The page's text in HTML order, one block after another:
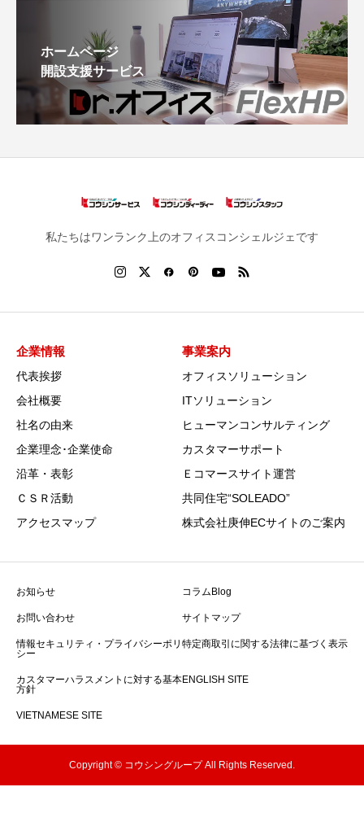
ホームページ
開設支援サービス
私たちはワンランク上のオフィスコンシェルジェです
企業情報
代表挨拶
会社概要
社名の由来
企業理念･企業使命
沿革・表彰
ＣＳＲ活動
アクセスマップ
事業案内
オフィスソリューション
ITソリューション
ヒューマンコンサルティング
カスタマーサポート
Ｅコマースサイト運営
共同住宅“SOLEADO”
株式会社庚伸ECサイトのご案内
お知らせ コラムBlog
お問い合わせ サイトマップ
情報セキュリティ・プライバシーポリ
シー
特定商取引に関する法律に基づく表示
カスタマーハラスメントに対する基本
方針
ENGLISH SITE
VIETNAMESE SITE
Copyright © コウシングループ All Rights Reserved.